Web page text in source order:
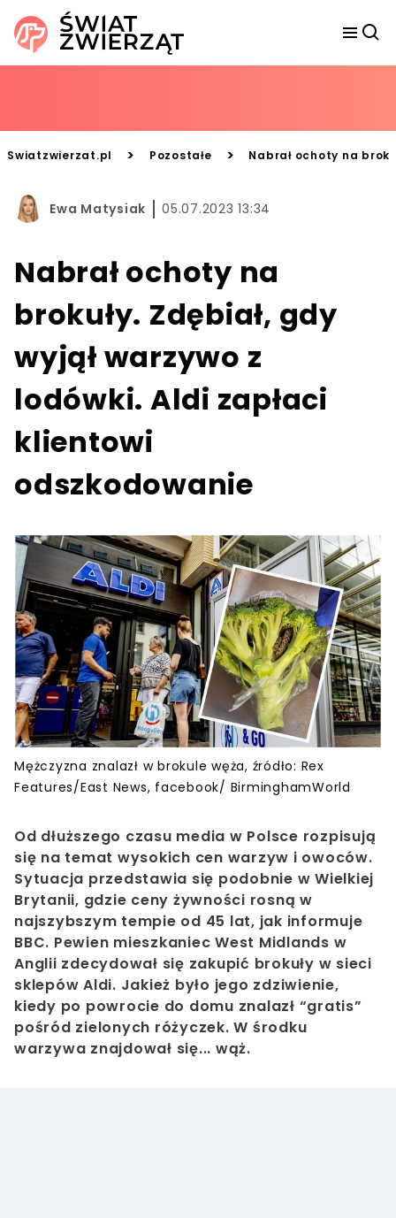
Swiatzwierzat.pl > Pozostałe > Nabrał ochoty na
Ewa Matysiak 05.07.2023 13:34
Nabrał ochoty na
brokuły. Zdębiał, gdy
wyjął warzywo z
lodówki. Aldi zapłaci
klientowi
odszkodowanie
Mężczyzna znalazł w brokule węża, źródło: Rex
Features/East News, facebook/ BirminghamWorld
Od dłuższego czasu media w Polsce rozpisują
się na temat wysokich cen warzyw i owoców.
Sytuacja przedstawia się podobnie w Wielkiej
Brytanii, gdzie ceny żywności rosną w
najszybszym tempie od 45 lat, jak informuje
BBC. Pewien mieszkaniec West Midlands w
Anglii zdecydował się zakupić brokuły w sieci
sklepów Aldi. Jakież było jego zdziwienie,
kiedy po powrocie do domu znalazł “gratis”
pośród zielonych różyczek. W środku
warzywa znajdował się... wąż.